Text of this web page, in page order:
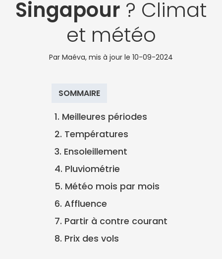
Singapour ? Climat
et météo
Par Maéva, mis à jour le 10-09-2024
SOMMAIRE
1. Meilleures périodes
2. Températures
3. Ensoleillement
4. Pluviométrie
5. Météo mois par mois
6. Affluence
7. Partir à contre courant
8. Prix des vols